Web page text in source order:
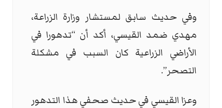
وفي حديث سابق لمستشار وزارة الزراعة،
مهدي ضمد القيسي، أكد أن “تدهورا في
الأراضي الزراعية كان السبب في مشكلة
التصحر”.
وعزا القيسي في حديث صحفي هذا التدهور